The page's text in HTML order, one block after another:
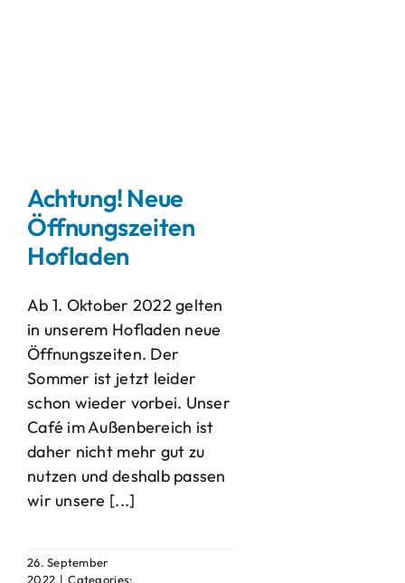
Achtung! Neue
Öffnungszeiten
Hofladen
Ab 1. Oktober 2022 gelten
in unserem Hofladen neue
Öffnungszeiten. Der
Sommer ist jetzt leider
schon wieder vorbei. Unser
Café im Außenbereich ist
daher nicht mehr gut zu
nutzen und deshalb passen
wir unsere [...]
26. September
2022 | Categories: